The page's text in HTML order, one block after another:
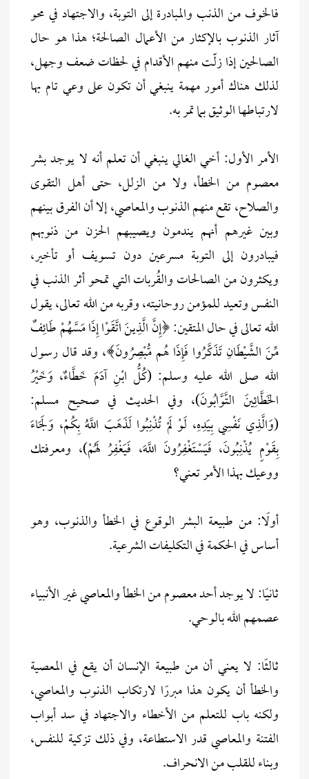
فالخوف من الذنب والمبادرة إلى التوبة، والاجتهاد في محو
آثار الذنوب بالإكثار من الأعمال الصالحة؛ هذا هو حال
الصالحين إذا زلّت منهم الأقدام في لحظات ضعف وجهل،
لذلك هناك أمور مهمة ينبغي أن تكون على وعي تام بها
لارتباطها الوثيق بما تمر به.
الأمر الأول: أخي الغالي ينبغي أن تعلم أنه لا يوجد بشر
معصوم من الخطأ، ولا من الزلل، حتى أهل التقوى
والصلاح، تقع منهم الذنوب والمعاصي، إلا أن الفرق بينهم
وبين غيرهم أنهم يندمون ويصيبهم الحزن من ذنوبهم
فيبادرون إلى التوبة مسرعين دون تسويف أو تأخير،
ويكثرون من الصالحات والقُربات التي تمحو أثر الذنب في
النفس وتعيد للمؤمن روحانيته، وقربه من الله تعالى، يقول
الله تعالى في حال المتقين: ﴿إِنَّ الَّذِينَ اتَّقَوْا إِذَا مَسَّهُمْ طَائِفٌ
مِّنَ الشَّيْطَانِ تَذَكَّرُوا فَإِذَا هُم مُّبْصِرُونَ﴾، وقد قال رسول
الله صلى الله عليه وسلم: (كُلُّ ابْنِ آدَمَ خَطَّاءٌ، وَخَيْرُ
الخَطَّائِينَ التَّوَّابُونَ)، وفي الحديث في صحيح مسلم:
(وَالَّذِي نَفْسِي بِيَدِهِ، لَوْ لَمْ تُذْنِبُوا لَذَهَبَ اللَّهُ بِكُمْ، وَلَجَاءَ
بِقَوْمٍ يُذْنِبُونَ، فَيَسْتَغْفِرُونَ اللَّهَ، فَيَغْفِرُ لَهُمْ)، ومعرفتك
ووعيك بهذا الأمر تعني؟
أولًا: من طبيعة البشر الوقوع في الخطأ والذنوب، وهو
أساس في الحكمة في التكليفات الشرعية.
ثانيًا: لا يوجد أحد معصوم من الخطأ والمعاصي غير الأنبياء
عصمهم الله بالوحي.
ثالثًا: لا يعني أن من طبيعة الإنسان أن يقع في المعصية
والخطأ أن يكون هذا مبررًا لارتكاب الذنوب والمعاصي،
ولكنه باب للتعلم من الأخطاء والاجتهاد في سد أبواب
الفتنة والمعاصي قدر الاستطاعة، وفي ذلك تزكية للنفس،
وبناء للقلب من الانحراف.